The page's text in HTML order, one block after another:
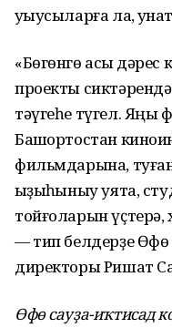
уҡыусыларға ла,
«Бөгөнгө асыҡ
проекты
тәүгеһе түгел. Яңы
Башҡортостан
фильмдарына,
ҡыҙыҡһыныу уята,
тойғоларын үҫтерә,
— тип белдерҙе Өфө
директоры Ришат
Өфө сауҙа-иҡтисад